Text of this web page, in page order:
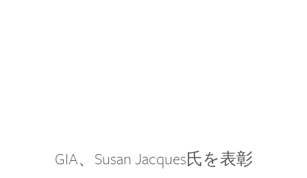
GIA、Susan Jacques氏を表彰